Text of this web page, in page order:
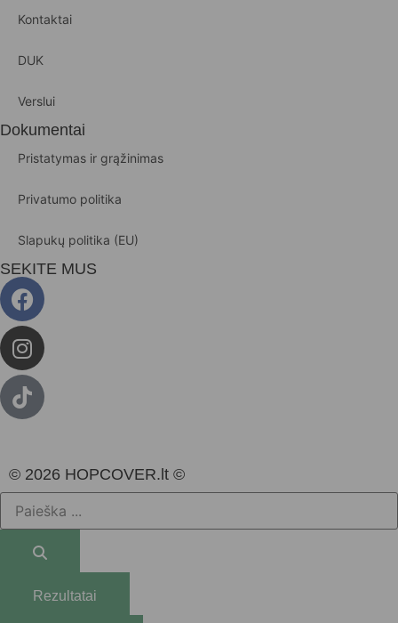
Kontaktai
DUK
Verslui
Dokumentai
Pristatymas ir grąžinimas
Privatumo politika
Slapukų politika (EU)
SEKITE MUS
© 2026 HOPCOVER.lt ©
Rezultatai